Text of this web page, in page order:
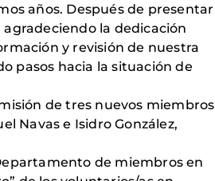
años. Después de presentar
agradeciendo la dedicación
y revisión de nuestra
pasos hacia la situación de
de tres nuevos miembros
Navas e Isidro González,
de miembros en